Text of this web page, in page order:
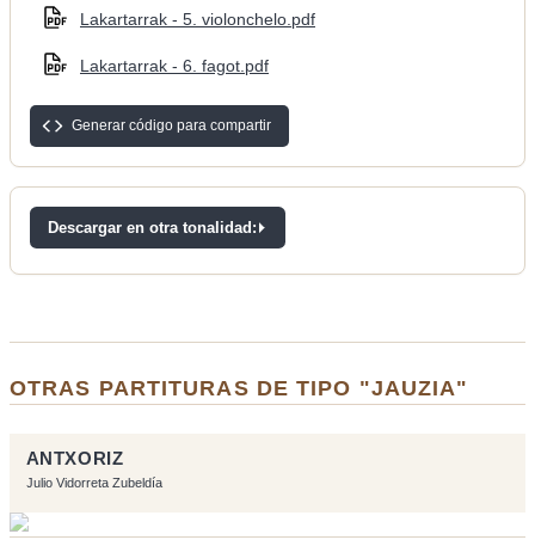
Lakartarrak - 5. violonchelo.pdf
Lakartarrak - 6. fagot.pdf
Generar código para compartir
Descargar en otra tonalidad:
OTRAS PARTITURAS DE TIPO "JAUZIA"
ANTXORIZ
Julio Vidorreta Zubeldía